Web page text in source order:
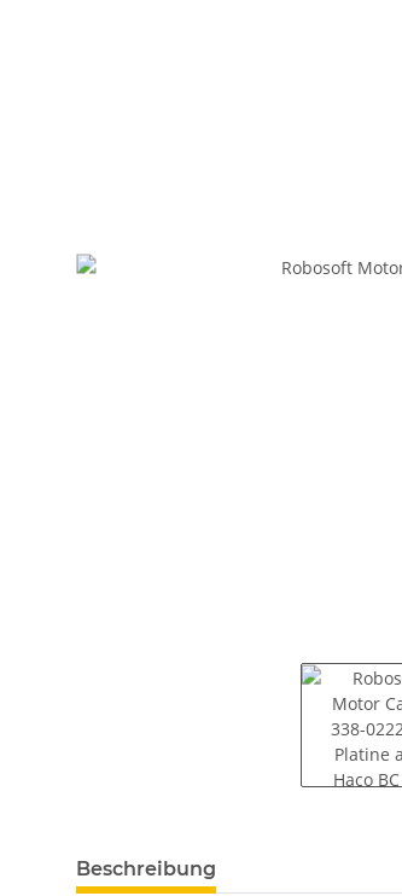
weitere Registerkarten anzeigen
Beschreibung